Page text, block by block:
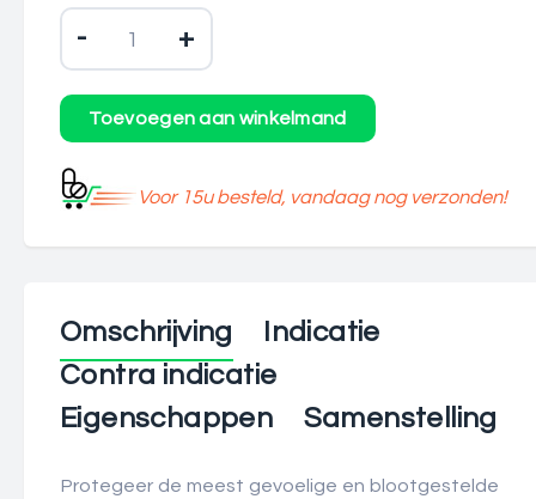
- +
Voor 15u besteld, vandaag nog verzonden!
Omschrijving
Indicatie
Contra indicatie
Eigenschappen
Samenstelling
Protegeer de meest gevoelige en blootgestelde